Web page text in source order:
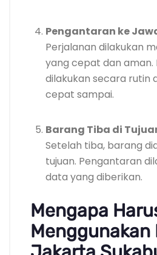
Pengantaran ke
Perjalanan dilakukan
yang cepat dan aman.
dilakukan secara rutin
cepat sampai.
Barang Tiba di
Setelah tiba, barang
tujuan. Pengantaran
data yang diberikan.
Mengapa
Menggunakan